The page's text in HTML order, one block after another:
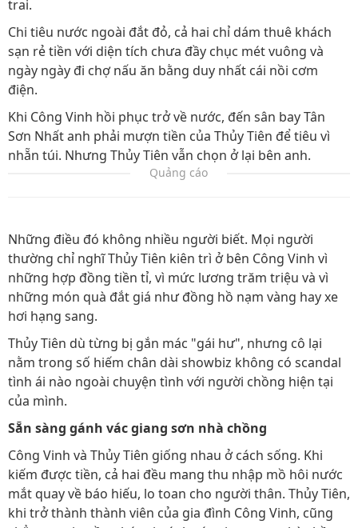
trai.
Chi tiêu nước ngoài đắt đỏ, cả hai chỉ dám thuê khách
sạn rẻ tiền với diện tích chưa đầy chục mét vuông và
ngày ngày đi chợ nấu ăn bằng duy nhất cái nồi cơm
điện.
Khi Công Vinh hồi phục trở về nước, đến sân bay Tân
Sơn Nhất anh phải mượn tiền của Thủy Tiên để tiêu vì
nhẵn túi. Nhưng Thủy Tiên vẫn chọn ở lại bên anh.
Quảng cáo
Những điều đó không nhiều người biết. Mọi người
thường chỉ nghĩ Thủy Tiên kiên trì ở bên Công Vinh vì
những hợp đồng tiền tỉ, vì mức lương trăm triệu và vì
những món quà đắt giá như đồng hồ nạm vàng hay xe
hơi hạng sang.
Thủy Tiên dù từng bị gắn mác "gái hư", nhưng cô lại
nằm trong số hiếm chân dài showbiz không có scandal
tình ái nào ngoài chuyện tình với người chồng hiện tại
của mình.
Sẵn sàng gánh vác giang sơn nhà chồng
Công Vinh và Thủy Tiên giống nhau ở cách sống. Khi
kiếm được tiền, cả hai đều mang thu nhập mồ hôi nước
mắt quay về báo hiếu, lo toan cho người thân. Thủy Tiên,
khi trở thành thành viên của gia đình Công Vinh, cũng